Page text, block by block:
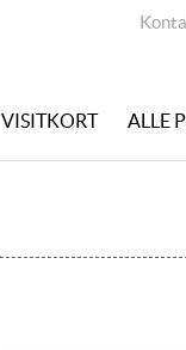
VISITKORT ALLE